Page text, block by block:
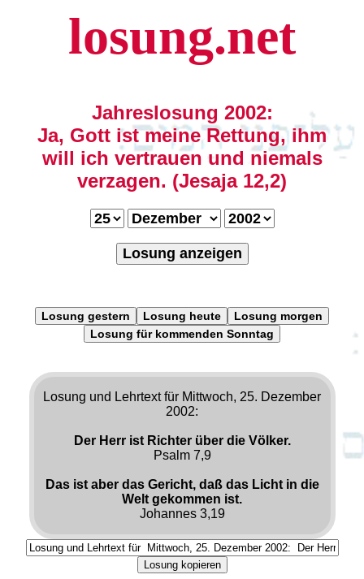
losung.net
Jahreslosung 2002:
Ja, Gott ist meine Rettung, ihm
will ich vertrauen und niemals
verzagen. (Jesaja 12,2)
Losung anzeigen
Losung gestern Losung heute
Losung morgen
Losung für kommenden Sonntag
Losung und Lehrtext für Mittwoch, 25. Dezember
2002:
Der Herr ist Richter über die Völker.
Psalm 7,9
Das ist aber das Gericht, daß das Licht in die
Welt gekommen ist.
Johannes 3,19
Losung kopieren